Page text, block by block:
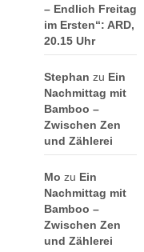
– Endlich Freitag
im Ersten“: ARD,
20.15 Uhr
Stephan zu Ein
Nachmittag mit
Bamboo –
Zwischen Zen
und Zählerei
Mo zu Ein
Nachmittag mit
Bamboo –
Zwischen Zen
und Zählerei